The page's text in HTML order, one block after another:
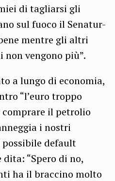
di tagliarsi gli
sul fuoco il Senatur-
mentre gli altri
non vengono più”.
a lungo di economia,
“l’euro troppo
comprare il petrolio
i nostri
default
“Spero di no,
ha il braccino molto